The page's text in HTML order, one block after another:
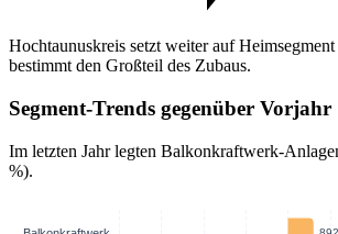
Hochtaunuskreis setzt weiter auf
bestimmt den Großteil des Zubaus.
Segment-Trends gegenüber Vorjahr
Im letzten Jahr legten Balkonkraftwerk-
%).